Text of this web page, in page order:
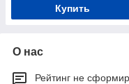
Купить
О нас
Рейтинг не